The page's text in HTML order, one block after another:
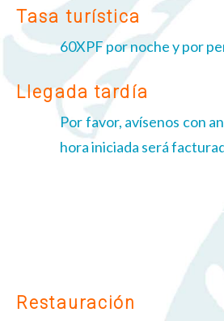
Tasa turística
60XPF por noche y por
Llegada tardía
Por favor, avísenos con
hora iniciada será
Restauración